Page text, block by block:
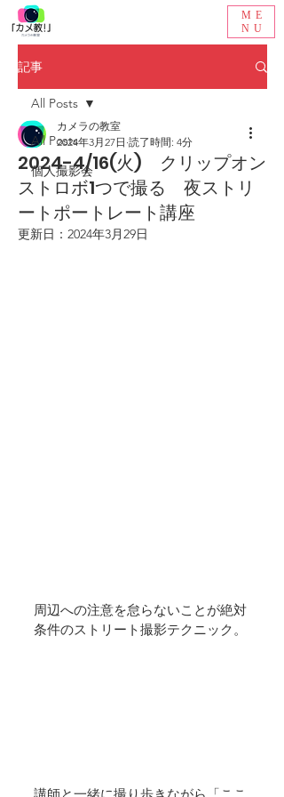
ME
NU
記事
All Posts
個人撮影会
All Posts
2024-4/16(火) クリップオン
ストロボ1つで撮る 夜ストリ
ートポートレート講座
カメラの教室
2024年3月27日 読了時間: 4分
更新日： 2024年3月29日
周辺への注意を怠らないことが絶対
条件のストリート撮影テクニック。